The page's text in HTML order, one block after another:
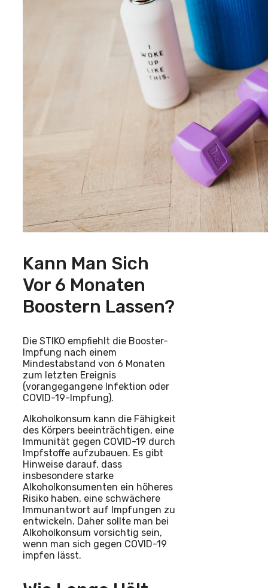
Kann Man Sich
Vor 6 Monaten
Boostern Lassen?
Die STIKO empfiehlt die Booster-
Impfung nach einem
Mindestabstand von 6 Monaten
zum letzten Ereignis
(vorangegangene Infektion oder
COVID-19-Impfung).
Alkoholkonsum kann die Fähigkeit
des Körpers beeinträchtigen, eine
Immunität gegen COVID-19 durch
Impfstoffe aufzubauen. Es gibt
Hinweise darauf, dass
insbesondere starke
Alkoholkonsumenten ein höheres
Risiko haben, eine schwächere
Immunantwort auf Impfungen zu
entwickeln. Daher sollte man bei
Alkoholkonsum vorsichtig sein,
wenn man sich gegen COVID-19
impfen lässt.